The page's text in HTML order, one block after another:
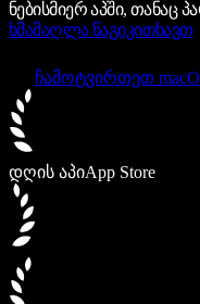
ნებისმიერ აპში,
ხმამაღლა წაგიკითხავთ
ჩამოტვირთეთ
დღის აპიApp Store